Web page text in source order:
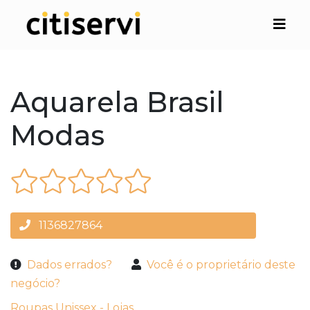
Aquarela Brasil
Modas
1136827864
Dados errados?
Você é o proprietário deste
negócio?